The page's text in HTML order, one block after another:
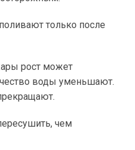
только после
рост может
воды уменьшают.
чем